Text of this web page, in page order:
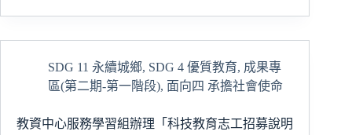
舉
「食
在
市
SDG 11 永續城鄉, SDG 4 優質教育, 成果專
區(第二期-第一階段), 面向四 承擔社會使命
教資中心服務學習組辦理「科技教育志工招募說明